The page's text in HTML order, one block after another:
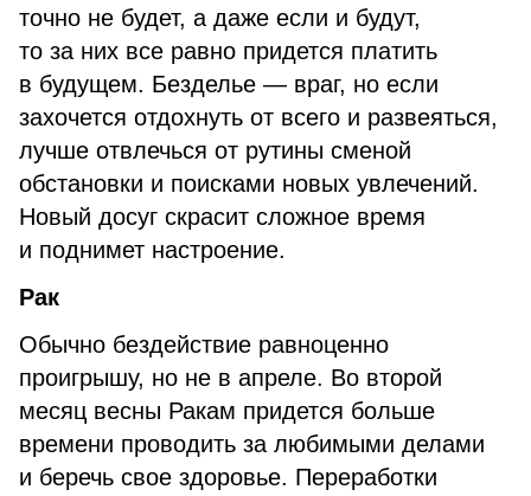
точно не будет, а даже если и будут,
то за них все равно придется платить
в будущем. Безделье — враг, но если
захочется отдохнуть от всего и развеяться,
лучше отвлечься от рутины сменой
обстановки и поисками новых увлечений.
Новый досуг скрасит сложное время
и поднимет настроение.
Рак
Обычно бездействие равноценно
проигрышу, но не в апреле. Во второй
месяц весны Ракам придется больше
времени проводить за любимыми делами
и беречь свое здоровье. Переработки